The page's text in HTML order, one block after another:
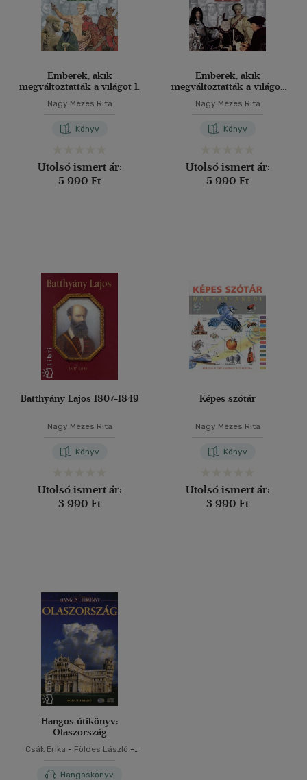
Emberek, akik
megváltoztatták a világot 1.
Nagy Mézes Rita
Könyv
Utolsó ismert ár:
5 990 Ft
Emberek, akik
megváltoztatták a világot
Nagy Mézes Rita
Könyv
Utolsó ismert ár:
5 990 Ft
Batthyány Lajos 1807-1849
Nagy Mézes Rita
Könyv
Utolsó ismert ár:
3 990 Ft
Képes szótár
Nagy Mézes Rita
Könyv
Utolsó ismert ár:
3 990 Ft
Hangos útikönyv:
Olaszország
Csák Erika - Földes László -
Hangoskönyv